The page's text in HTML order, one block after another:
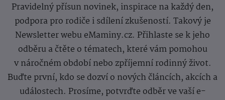
Pravidelný přísun novinek, inspirace na každý den,
podpora pro rodiče i sdílení zkušeností. Takový je
Newsletter webu eMaminy.cz. Přihlaste se k jeho
odběru a čtěte o tématech, které vám pomohou
v náročném období nebo zpříjemní rodinný život.
Buďte první, kdo se dozví o nových článcích, akcích a
událostech. Prosíme, potvrďte odběr ve vaší e-